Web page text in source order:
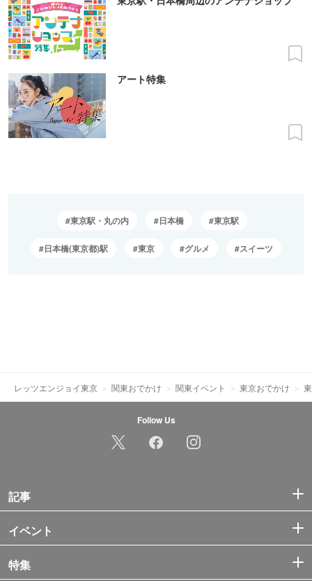
アート特集
東京駅・丸の内 日本橋 東京駅
日本橋(東京都)駅 東京 グルメ スイーツ
レッツエンジョイ東京 関東おでかけ 関東イベント 東京おでかけ
Follow Us
記事
イベント
特集